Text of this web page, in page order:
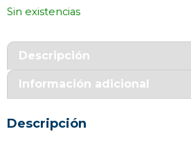
Sin existencias
Descripción
Información adicional
Descripción